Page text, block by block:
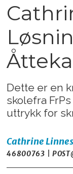
Dette er en
skolefra
uttrykk for
Cathrine
46800763 |